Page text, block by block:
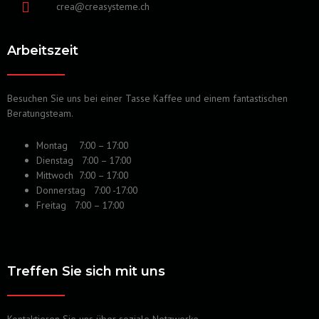
crea@creasysteme.ch
Arbeitszeit
Besuchen Sie uns bei einer Tasse Kaffee und einem fantastischen
Beratungsteam.
Montag 7:00 – 17:00
Dienstag 7:00 – 17:00
Mittwoch 7:00 – 17:00
Donnerstag 7:00 -17:00
Freitag 7:00 – 17:00
Treffen Sie sich mit uns